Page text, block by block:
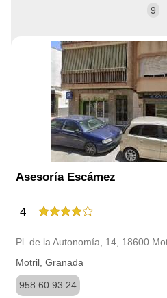
9
Asesoría Escámez
4
Pl. de la Autonomía, 14, 18600
Motril, Granada
958 60 93 24